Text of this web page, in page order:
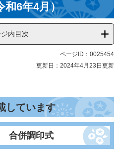
和6年4月）
内目次
ページID：0025454
更新日：2024年4月23日更新
しています
合併調印式